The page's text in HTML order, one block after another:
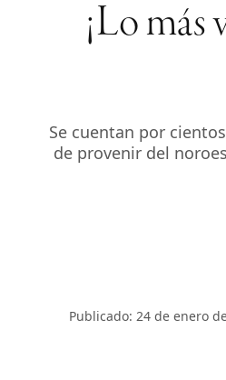
¡Lo más
Se cuentan por
de provenir del
Publicado: 24 de enero